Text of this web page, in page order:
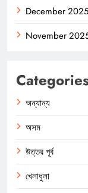
December 2025
November
অন্যান্য
অসম
উত্তর পূর্ব
খেলাধুলা